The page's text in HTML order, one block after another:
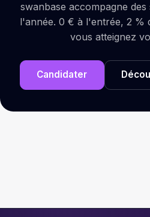
swanbase accompagne
l'année. 0 € à l'entrée, 2 %
vous atteignez
Candidater